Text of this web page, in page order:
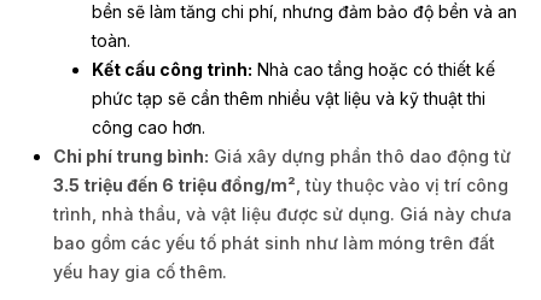
bền sẽ làm tăng chi phí, nhưng đảm bảo độ bền và an
toàn.
Kết cấu công trình: Nhà cao tầng hoặc có thiết kế
phức tạp sẽ cần thêm nhiều vật liệu và kỹ thuật thi
công cao hơn.
Chi phí trung bình: Giá xây dựng phần thô dao động từ
3.5 triệu đến 6 triệu đồng/m² , tùy thuộc vào vị trí công
trình, nhà thầu, và vật liệu được sử dụng. Giá này chưa
bao gồm các yếu tố phát sinh như làm móng trên đất
yếu hay gia cố thêm.